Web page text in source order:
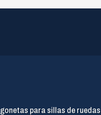
para sillas de ruedas